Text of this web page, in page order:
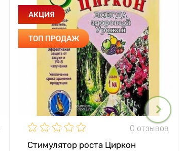
АКЦИЯ
ТОП ПРОДАЖ
0 отзывов
Стимулятор роста Циркон